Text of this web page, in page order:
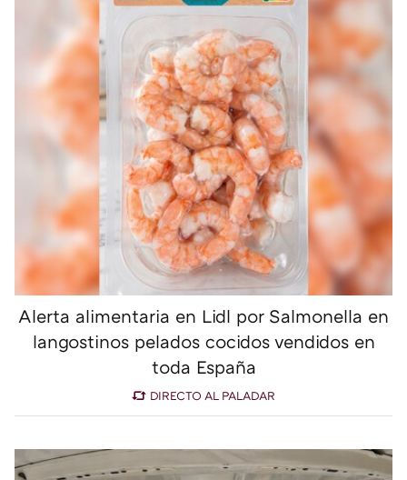
Alerta alimentaria en Lidl por Salmonella en
langostinos pelados cocidos vendidos en
toda España
DIRECTO AL PALADAR